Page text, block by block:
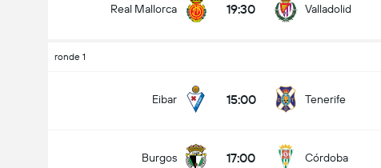
Real Mallorca 19:30 Valladolid
ronde 1
Eibar 15:00 Tenerife
Burgos 17:00 Córdoba